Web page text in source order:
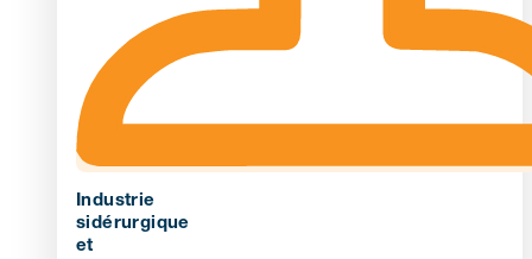
Industrie
sidérurgique
et